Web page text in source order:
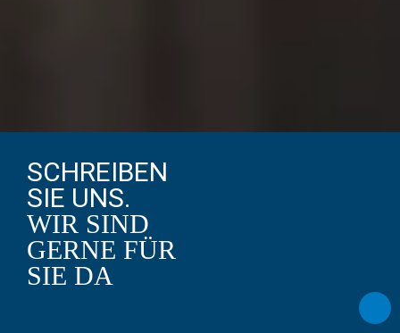
SCHREIBEN
SIE UNS.
WIR SIND
GERNE FÜR
SIE DA